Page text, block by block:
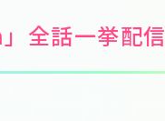
全話一挙配信